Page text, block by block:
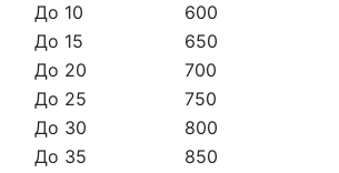
До 10
600
До 15
650
До 20
700
До 25
750
До 30
800
До 35
850